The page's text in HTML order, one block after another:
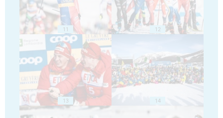
11 12
13 14